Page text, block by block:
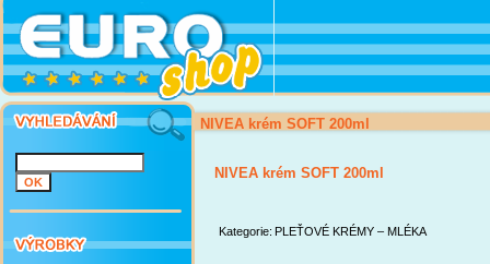
NIVEA krém SOFT 200ml
NIVEA krém SOFT 200ml
Kategorie: PLEŤOVÉ KRÉMY – MLÉKA